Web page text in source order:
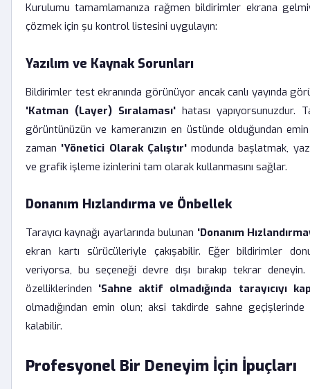
Kurulumu tamamlamanıza rağmen bildirimler ekrana
çözmek için şu kontrol listesini uygulayın:
Yazılım ve Kaynak Sorunları
Bildirimler test ekranında görünüyor ancak canlı yayında
'Katman (Layer) Sıralaması' hatası yapıyorsunuzdur.
görüntünüzün ve kameranızın en üstünde olduğundan
zaman 'Yönetici Olarak Çalıştır'modunda başlatmak,
ve grafik işleme izinlerini tam olarak kullanmasını sağlar.
Donanım Hızlandırma ve Önbellek
Tarayıcı kaynağı ayarlarında bulunan 'Donanım
ekran kartı sürücüleriyle çakışabilir. Eğer bildirimler
veriyorsa, bu seçeneği devre dışı bırakıp tekrar deneyin.
özelliklerinden 'Sahne aktif olmadığında tarayıcıyı
olmadığından emin olun; aksi takdirde sahne geçişlerinde
kalabilir.
Profesyonel Bir Deneyim İçin İpuçları